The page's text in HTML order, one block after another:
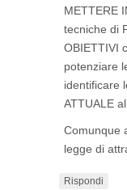
METTERE
tecniche di
OBIETTIVI
potenziare
identificare
ATTUALE
Comunque
legge di
Rispondi